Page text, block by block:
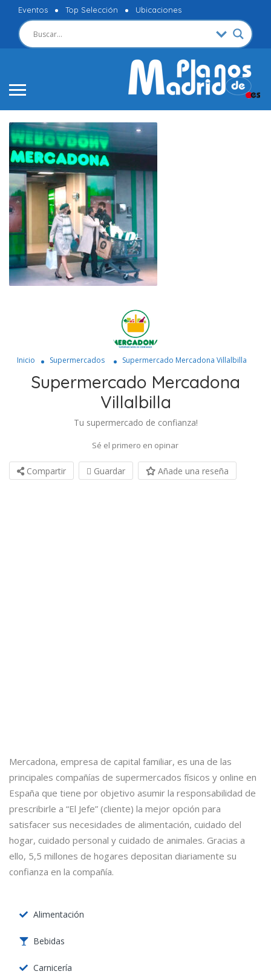
Eventos Top Selección Ubicaciones
Inicio Supermercados Supermercado Mercadona Villalbilla
Supermercado Mercadona
Villalbilla
Tu supermercado de confianza!
Sé el primero en opinar
Compartir Guardar Añade una reseña
Mercadona, empresa de capital familiar, es una de las
principales compañías de supermercados físicos y online en
España que tiene por objetivo asumir la responsabilidad de
prescribirle a “El Jefe” (cliente) la mejor opción para
satisfacer sus necesidades de alimentación, cuidado del
hogar, cuidado personal y cuidado de animales. Gracias a
ello, 5,5 millones de hogares depositan diariamente su
confianza en la compañía.
Alimentación
Bebidas
Carnicería